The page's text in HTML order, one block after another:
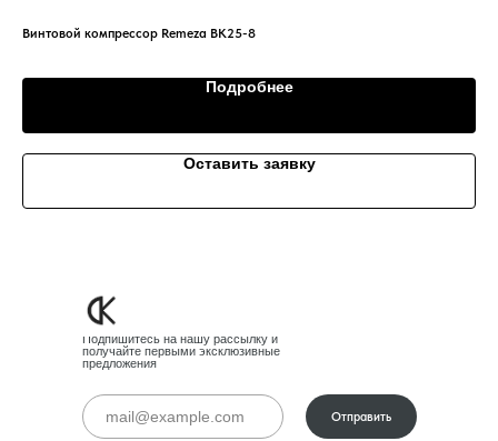
Винтовой компрессор Remeza ВК25-8
Подробнее
Оставить заявку
Подпишитесь на нашу рассылку и
получайте первыми эксклюзивные
предложения
Отправить